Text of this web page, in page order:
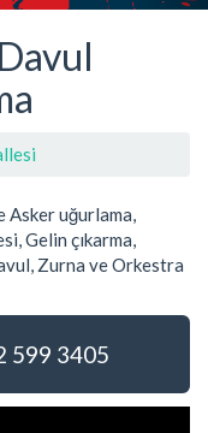
Asker uğurlama,
Gelin çıkarma,
Zurna ve Orkestra
599 3405